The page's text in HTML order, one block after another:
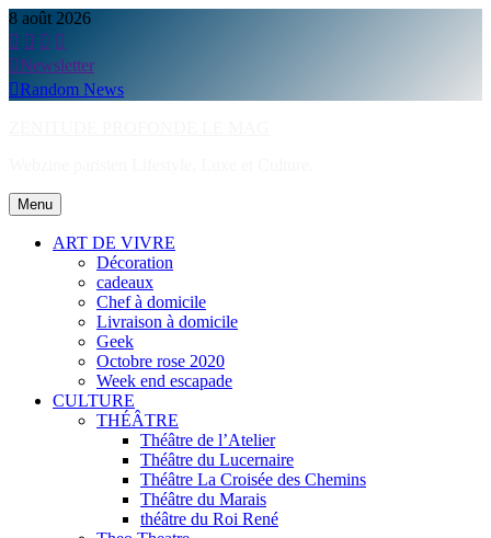
Skip
to
content
8 août 2026
Newsletter
Random News
Menu
ART DE VIVRE
Décoration
cadeaux
Chef à domicile
Livraison à domicile
Geek
Octobre rose 2020
Week end escapade
CULTURE
THÉÂTRE
Théâtre de l’Atelier
Théâtre du Lucernaire
Théâtre La Croisée des Chemins
Théâtre du Marais
théâtre du Roi René